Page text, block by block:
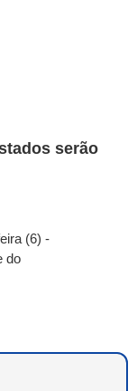
serão
(6) -
do